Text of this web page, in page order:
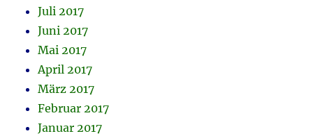
Juli 2017
Juni 2017
Mai 2017
April 2017
März 2017
Februar 2017
Januar 2017